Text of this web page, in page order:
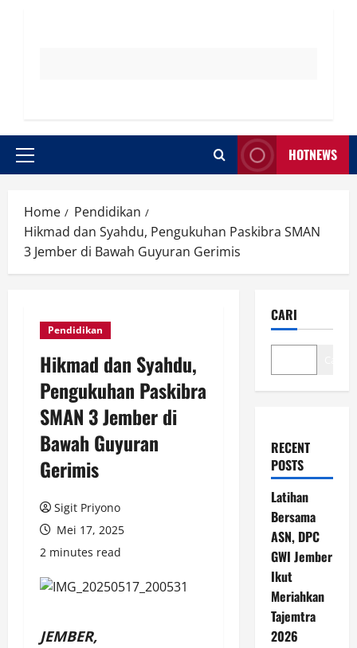
Primary
HOTNEWS
Home
Pendidikan
Hikmad dan Syahdu, Pengukuhan Paskibra SMAN
3 Jember di Bawah Guyuran Gerimis
Pendidikan
Hikmad dan Syahdu,
Pengukuhan Paskibra
SMAN 3 Jember di
Bawah Guyuran
Gerimis
Sigit Priyono
Mei 17, 2025
2 minutes read
JEMBER,
CARI
RECENT
POSTS
Latihan
Bersama
ASN, DPC
GWI Jember
Ikut
Meriahkan
Tajemtra
2026